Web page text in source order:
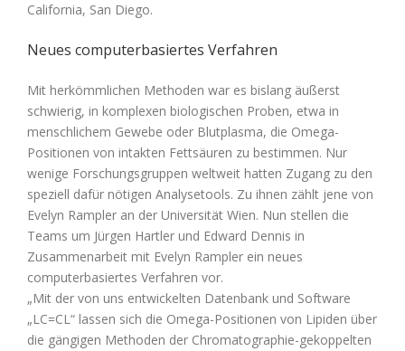
California, San Diego.
Neues computerbasiertes Verfahren
Mit herkömmlichen Methoden war es bislang äußerst
schwierig, in komplexen biologischen Proben, etwa in
menschlichem Gewebe oder Blutplasma, die Omega-
Positionen von intakten Fettsäuren zu bestimmen. Nur
wenige Forschungsgruppen weltweit hatten Zugang zu den
speziell dafür nötigen Analysetools. Zu ihnen zählt jene von
Evelyn Rampler an der Universität Wien. Nun stellen die
Teams um Jürgen Hartler und Edward Dennis in
Zusammenarbeit mit Evelyn Rampler ein neues
computerbasiertes Verfahren vor.
„Mit der von uns entwickelten Datenbank und Software
„LC=CL“ lassen sich die Omega-Positionen von Lipiden über
die gängigen Methoden der Chromatographie-gekoppelten